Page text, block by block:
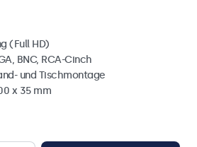
(Full HD)
BNC, RCA-Cinch
und Tischmontage
x 35 mm